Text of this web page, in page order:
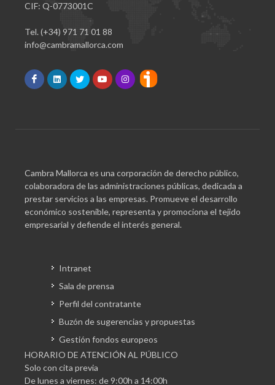
CIF: Q-0773001C
Tel. (+34) 971 71 01 88
info@cambramallorca.com
Cambra Mallorca es una corporación de derecho público,
colaboradora de las administraciones públicas, dedicada a
prestar servicios a las empresas. Promueve el desarrollo
económico sostenible, representa y promociona el tejido
empresarial y defiende el interés general.
Intranet
Sala de prensa
Perfil del contratante
Buzón de sugerencias y propuestas
Gestión fondos europeos
HORARIO DE ATENCIÓN AL PÚBLICO
Solo con cita previa
De lunes a viernes: de 9:00h a 14:00h